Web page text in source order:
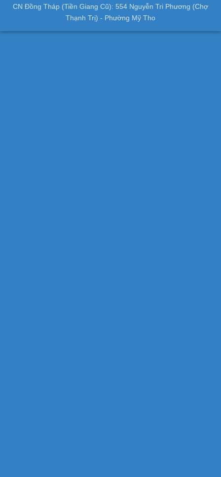
CN Đồng Tháp (Tiền Giang Cũ): 554 Nguyễn Tri Phương (Chợ
Thạnh Trị) - Phường Mỹ Tho